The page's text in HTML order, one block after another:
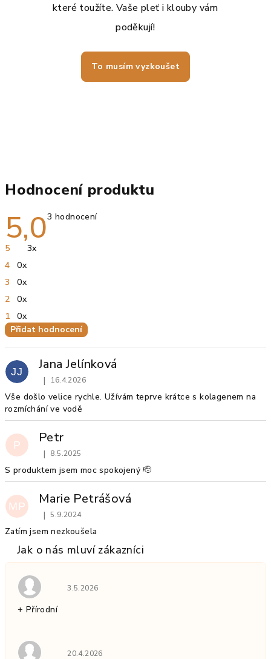
které toužíte. Vaše pleť i klouby vám
poděkují!
To musím vyzkoušet
Hodnocení produktu
5,0Průměrné
3 hodnocení
5
3x
4
0x
3
0x
2
0x
1
0x
Přidat hodnocení
V
ý
p
s
h
d
n
o
c
e
n
í
JJ Jana Jelínková
Hodnocení produktu je 5 z 5 hvězdiček.
| 16.4.2026
Vše došlo velice rychle. Užívám teprve krátce s kolagenem na
rozmíchání ve vodě
P Petr
Hodnocení produktu je 5 z 5 hvězdiček.
| 8.5.2025
S produktem jsem moc spokojený 🫡
MP Marie Petrášová
Hodnocení produktu je 5 z 5 hvězdiček.
| 5.9.2024
Zatím jsem nezkoušela
Hodnocení obchodu je 5 z 5 hvězdiček.
3.5.2026
+ Přírodní
Hodnocení obchodu je 5 z 5 hvězdiček.
20.4.2026